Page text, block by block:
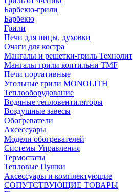
Барбекю-грили
Барбекю
Грили
Печи для пицы, духовки
Очаги для костра
Мангалы и решетки-гриль Технолит
Мангалы грили коптильни TMF
Печи портативные
Угольные грили MONOLITH
Теплооборудование
Водяные тепловентиляторы
Воздушные завесы
Обогреватели
Аксессуары
Модели обогревателей
Системы Управления
Термостаты
Тепловые Пушки
Аксессуары и комплектующие
СОПУТСТВУЮЩИЕ ТОВАРЫ